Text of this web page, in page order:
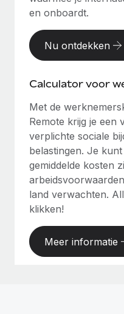
en onboardt.
Nu ontdekken
Calculator voor
Met de
Remote krijg je een
verplichte sociale
belastingen. Je
gemiddelde kosten
land verwachten.
klikken!
Meer informatie